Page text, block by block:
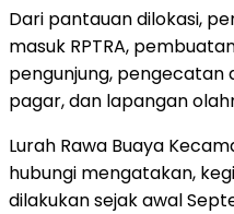
Dari pantauan dilokasi,
masuk RPTRA,
pengunjung, pengecatan
pagar, dan lapangan
Lurah Rawa Buaya
hubungi mengatakan,
dilakukan sejak awal